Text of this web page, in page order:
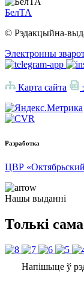
БелТА
© Рэдакцыйна-
Электронны
Карта сайта
Разработка
ЦВР
Нашы выданні
Толькі
Напішыце ў